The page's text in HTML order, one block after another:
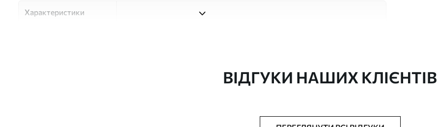
Характеристики
ВІДГУКИ НАШИХ КЛІЄНТІВ